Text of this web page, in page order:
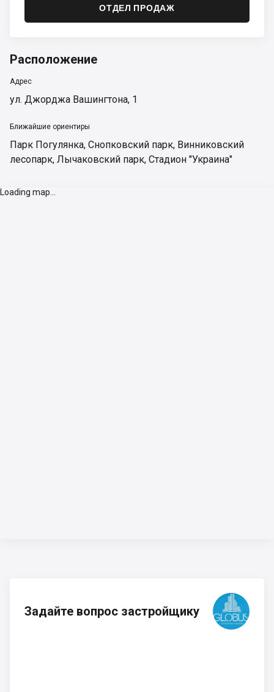
ОТДЕЛ ПРОДАЖ
Расположение
Адрес
ул. Джорджа Вашингтона, 1
Ближайшие ориентиры
Парк Погулянка, Снопковский парк, Винниковский
лесопарк, Лычаковский парк, Стадион "Украина"
Loading map...
Задайте вопрос застройщику